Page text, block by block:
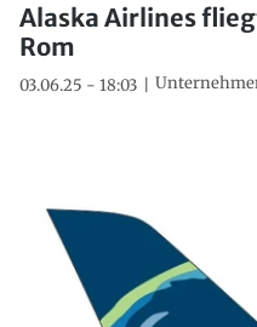
Alaska Airlines
Rom
03.06.25 - 18:03